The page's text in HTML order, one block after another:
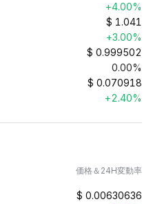
+4.00%
$ 1.041
+3.00%
$ 0.999502
0.00%
$ 0.070918
+2.40%
価格＆24H変動率
$ 0.00630636